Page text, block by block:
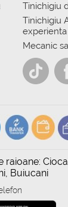
Tinichigiu
Tinichigiu
Mecanic
Buiucani